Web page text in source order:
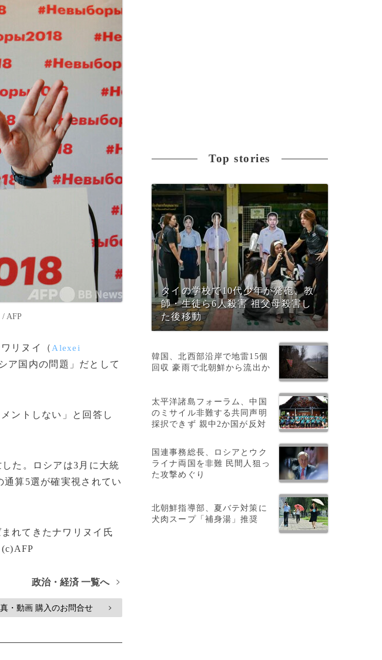
AFP
リヌイ（ Alexei
ア国内の問題」だとして
ントしない」と回答し
た。ロシアは3月に大統
通算5選が確実視されてい
れてきたナワリヌイ氏
政治・経済 一覧へ >
・動画 購入のお問合せ >
Top stories
タイの学校で10代少年が発砲、教
師・生徒ら6人殺害 祖父母殺害し
た後移動
韓国、北西部沿岸で地雷15個
回収 豪雨で北朝鮮から流出か
太平洋諸島フォーラム、中国
のミサイル非難する共同声明
採択できず 親中2か国が反対
国連事務総長、ロシアとウク
ライナ両国を非難 民間人狙っ
た攻撃めぐり
北朝鮮指導部、夏バテ対策に
犬肉スープ「補身湯」推奨